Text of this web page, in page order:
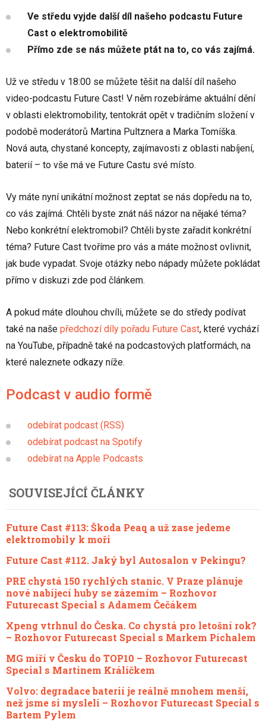
Ve středu vyjde další díl našeho podcastu Future
Cast o elektromobilitě
Přímo zde se nás můžete ptát na to, co vás zajímá.
Už ve středu v 18:00 se můžete těšit na další díl našeho
video-podcastu Future Cast! V něm rozebíráme aktuální dění
v oblasti elektromobility, tentokrát opět v tradičním složení v
podobě moderátorů Martina Pultznera a Marka Tomíška.
Nová auta, chystané koncepty, zajímavosti z oblasti nabíjení,
baterií – to vše má ve Future Castu své místo.
Vy máte nyní unikátní možnost zeptat se nás dopředu na to,
co vás zajímá. Chtěli byste znát náš názor na nějaké téma?
Nebo konkrétní elektromobil? Chtěli byste zařadit konkrétní
téma? Future Cast tvoříme pro vás a máte možnost ovlivnit,
jak bude vypadat. Svoje otázky nebo nápady můžete pokládat
přímo v diskuzi zde pod článkem.
A pokud máte dlouhou chvíli, můžete se do středy podívat
také na naše předchozí díly pořadu Future Cast, které vychází
na YouTube, případně také na podcastových platformách, na
které naleznete odkazy níže.
Podcast v audio formě
odebírat podcast (RSS)
odebírat podcast na Spotify
odebírat na Apple Podcasts
SOUVISEJÍCÍ ČLÁNKY
Future Cast #113: Škoda Peaq a už zase jedeme
elektromobily k moři
Future Cast #112. Jaký byl Autosalon v Pekingu?
PRE chystá 150 rychlých stanic. V Praze plánuje
nové nabíjecí huby se zázemím – Rozhovor
Futurecast Special s Adamem Čečákem
Xpeng vtrhnul do Česka. Co chystá pro letošní rok?
– Rozhovor Futurecast Special s Markem Píchalem
MG míří v Česku do TOP10 – Rozhovor Futurecast
Special s Martinem Králíčkem
Volvo: degradace baterií je reálně mnohem menší,
než jsme si mysleli – Rozhovor Futurecast Special s
Bartem Pylem